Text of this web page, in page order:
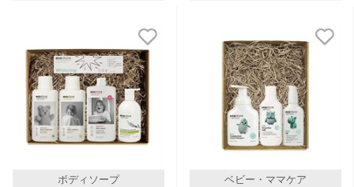
ボディソープ ベビー・ママケア